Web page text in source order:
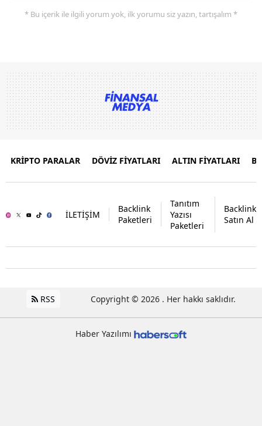
* Bu içerik ile ilgili yorum yok, ilk yorumu siz yazın, tartışalım *
KRİPTO PARALAR DÖVİZ FİYATLARI ALTIN FİYATLARI
İLETİŞİM
Backlink
Paketleri
Tanıtım
Yazısı
Paketleri
Backlink
Satın Al
RSS Copyright © 2026 . Her hakkı saklıdır.
Haber Yazılımı